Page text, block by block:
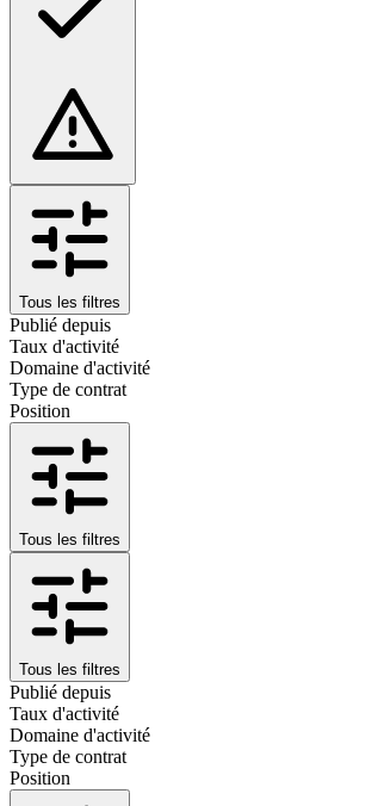
Tous les filtres
Publié depuis
Taux d'activité
Domaine d'activité
Type de contrat
Position
Tous les filtres
Tous les filtres
Publié depuis
Taux d'activité
Domaine d'activité
Type de contrat
Position